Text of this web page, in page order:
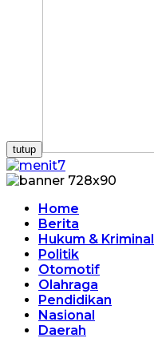
tutup
Home
Berita
Hukum & Kriminal
Politik
Otomotif
Olahraga
Pendidikan
Nasional
Daerah